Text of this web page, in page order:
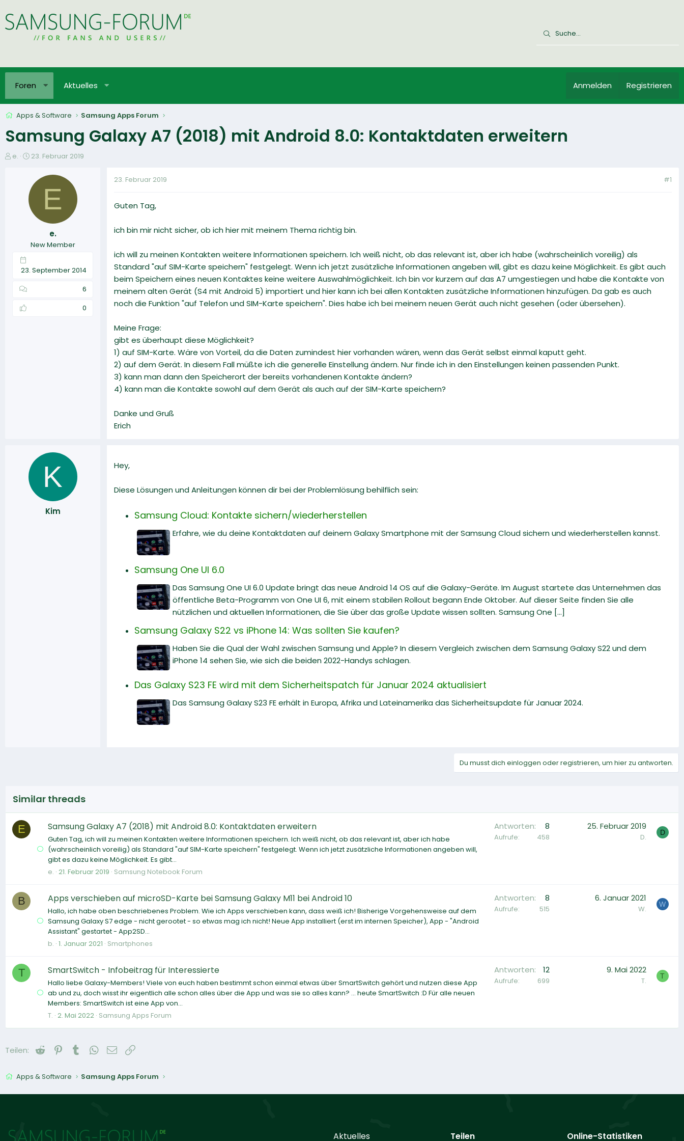
Foren Aktuelles Anmelden Registrieren
Apps & Software Samsung Apps Forum
Samsung Galaxy A7 (2018) mit Android 8.0: Kontaktdaten erweitern
E
e.
E
t
m
23. Februar 2019
E
e.
New Member
23. September 2014
6
0
23. Februar 2019 #1
Guten Tag,
ich bin mir nicht sicher, ob ich hier mit meinem Thema richtig bin.
ich will zu meinen Kontakten weitere Informationen speichern. Ich weiß nicht, ob das relevant ist, aber ich habe (wahrscheinlich voreilig) als
Standard "auf SIM-Karte speichern" festgelegt. Wenn ich jetzt zusätzliche Informationen angeben will, gibt es dazu keine Möglichkeit. Es gibt auch
beim Speichern eines neuen Kontaktes keine weitere Auswahlmöglichkeit. Ich bin vor kurzem auf das A7 umgestiegen und habe die Kontakte von
meinem alten Gerät (S4 mit Android 5) importiert und hier kann ich bei allen Kontakten zusätzliche Informationen hinzufügen. Da gab es auch
noch die Funktion "auf Telefon und SIM-Karte speichern". Dies habe ich bei meinem neuen Gerät auch nicht gesehen (oder übersehen).
Meine Frage:
gibt es überhaupt diese Möglichkeit?
1) auf SIM-Karte. Wäre von Vorteil, da die Daten zumindest hier vorhanden wären, wenn das Gerät selbst einmal kaputt geht.
2) auf dem Gerät. In diesem Fall müßte ich die generelle Einstellung ändern. Nur finde ich in den Einstellungen keinen passenden Punkt.
3) kann man dann den Speicherort der bereits vorhandenen Kontakte ändern?
4) kann man die Kontakte sowohl auf dem Gerät als auch auf der SIM-Karte speichern?
Danke und Gruß
Erich
K
Kim
Hey,
Diese Lösungen und Anleitungen können dir bei der Problemlösung behilflich sein:
Samsung Cloud: Kontakte sichern/wiederherstellen
Erfahre, wie du deine Kontaktdaten auf deinem Galaxy Smartphone mit der Samsung Cloud sichern und wiederherstellen kannst.
Samsung One UI 6.0
Das Samsung One UI 6.0 Update bringt das neue Android 14 OS auf die Galaxy-Geräte. Im August startete das Unternehmen das
öffentliche Beta-Programm von One UI 6, mit einem stabilen Rollout begann Ende Oktober. Auf dieser Seite finden Sie alle
nützlichen und aktuellen Informationen, die Sie über das große Update wissen sollten. Samsung One [...]
Samsung Galaxy S22 vs iPhone 14: Was sollten Sie kaufen?
Haben Sie die Qual der Wahl zwischen Samsung und Apple? In diesem Vergleich zwischen dem Samsung Galaxy S22 und dem
iPhone 14 sehen Sie, wie sich die beiden 2022-Handys schlagen.
Das Galaxy S23 FE wird mit dem Sicherheitspatch für Januar 2024 aktualisiert
Das Samsung Galaxy S23 FE erhält in Europa, Afrika und Lateinamerika das Sicherheitsupdate für Januar 2024.
Du musst dich einloggen oder registrieren, um hier zu antworten.
Similar threads
E Samsung Galaxy A7 (2018) mit Android 8.0: Kontaktdaten erweitern
Guten Tag, ich will zu meinen Kontakten weitere Informationen speichern. Ich weiß nicht, ob das relevant ist, aber ich habe
(wahrscheinlich voreilig) als Standard "auf SIM-Karte speichern" festgelegt. Wenn ich jetzt zusätzliche Informationen angeben will,
gibt es dazu keine Möglichkeit. Es gibt...
e. 21. Februar 2019 Samsung Notebook Forum
Antworten 8
Aufrufe 458
25. Februar 2019
D. D
B Apps verschieben auf microSD-Karte bei Samsung Galaxy M11 bei Android 10
Hallo, ich habe oben beschriebenes Problem. Wie ich Apps verschieben kann, dass weiß ich! Bisherige Vorgehensweise auf dem
Samsung Galaxy S7 edge - nicht gerootet - so etwas mag ich nicht! Neue App installiert (erst im internen Speicher), App - "Android
Assistant" gestartet - App2SD...
b. 1. Januar 2021 Smartphones
Antworten 8
Aufrufe 515
6. Januar 2021
W. W
T SmartSwitch - Infobeitrag für Interessierte
Hallo liebe Galaxy-Members! Viele von euch haben bestimmt schon einmal etwas über SmartSwitch gehört und nutzen diese App
ab und zu, doch wisst ihr eigentlich alle schon alles über die App und was sie so alles kann? ... heute SmartSwitch :D Für alle neuen
Members: SmartSwitch ist eine App von...
T. 2. Mai 2022 Samsung Apps Forum
Antworten 12
Aufrufe 699
9. Mai 2022
T. T
Teilen: Reddit PinterestTumblrWhatsApp
E-Mail
Apps & Software Samsung Apps Forum
Aktuelles Teilen Online-Statistiken